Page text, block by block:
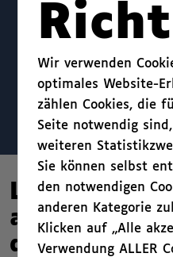
Wir verwenden
optimales Website-
zählen Cookies, die
Seite notwendig
weiteren
Sie können selbst
den notwendigen
anderen Kategorie
Klicken auf „Alle
Verwendung ALLER
Leitfaden für
den